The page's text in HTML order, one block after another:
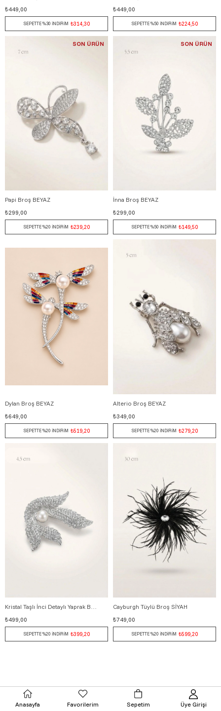
₺449,00
SEPETTE %30 İNDİRİM ₺314,30
₺449,00
SEPETTE %50 İNDİRİM ₺224,50
Papi Broş BEYAZ
₺299,00
SEPETTE %20 İNDİRİM ₺239,20
SON ÜRÜN
İnna Broş BEYAZ
₺299,00
SEPETTE %50 İNDİRİM ₺149,50
SON ÜRÜN
Dylan Broş BEYAZ
₺649,00
SEPETTE %20 İNDİRİM ₺519,20
Alterio Broş BEYAZ
₺349,00
SEPETTE %20 İNDİRİM ₺279,20
Kristal Taşlı İnci Detaylı Yaprak Broş 4.5 cm BEYAZ
₺499,00
SEPETTE %20 İNDİRİM ₺399,20
Standart
Cayburgh Tüylü Broş SİYAH
₺749,00
SEPETTE %20 İNDİRİM ₺599,20
Anasayfa Favorilerim Sepetim Üye Girişi